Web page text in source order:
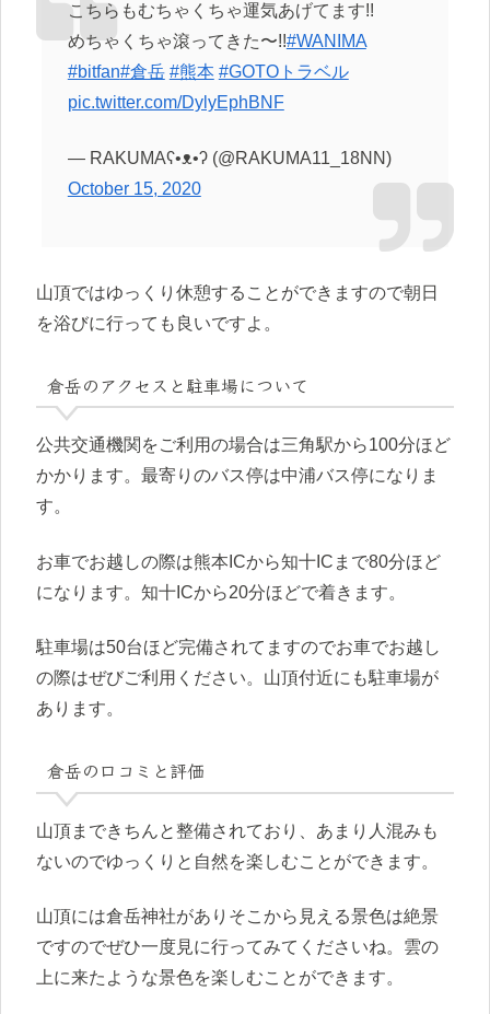
こちらもむちゃくちゃ運気あげてます!!
めちゃくちゃ滾ってきた〜!!#WANIMA
#bitfan#倉岳 #熊本 #GOTOトラベル
pic.twitter.com/DylyEphBNF
— RAKUMAʕ•ᴥ•ʔ (@RAKUMA11_18NN)
October 15, 2020
山頂ではゆっくり休憩することができますので朝日
を浴びに行っても良いですよ。
倉岳のアクセスと駐車場について
公共交通機関をご利用の場合は三角駅から100分ほど
かかります。最寄りのバス停は中浦バス停になりま
す。
お車でお越しの際は熊本ICから知十ICまで80分ほど
になります。知十ICから20分ほどで着きます。
駐車場は50台ほど完備されてますのでお車でお越し
の際はぜびご利用ください。山頂付近にも駐車場が
あります。
倉岳の口コミと評価
山頂まできちんと整備されており、あまり人混みも
ないのでゆっくりと自然を楽しむことができます。
山頂には倉岳神社がありそこから見える景色は絶景
ですのでぜひ一度見に行ってみてくださいね。雲の
上に来たような景色を楽しむことができます。